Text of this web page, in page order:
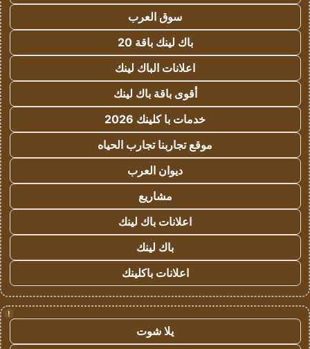
سوق العرب
باك لينك باقة 20
اعلانات الباك لينك
أقوى باقة باك لينك
خدمات با كلينك 2026
موقع تجاربنا تجارب الحياه
ديوان العرب
مشاريع
اعلانات باك لينك
باك لينك
اعلانات باكلينك
!
يلا شوت